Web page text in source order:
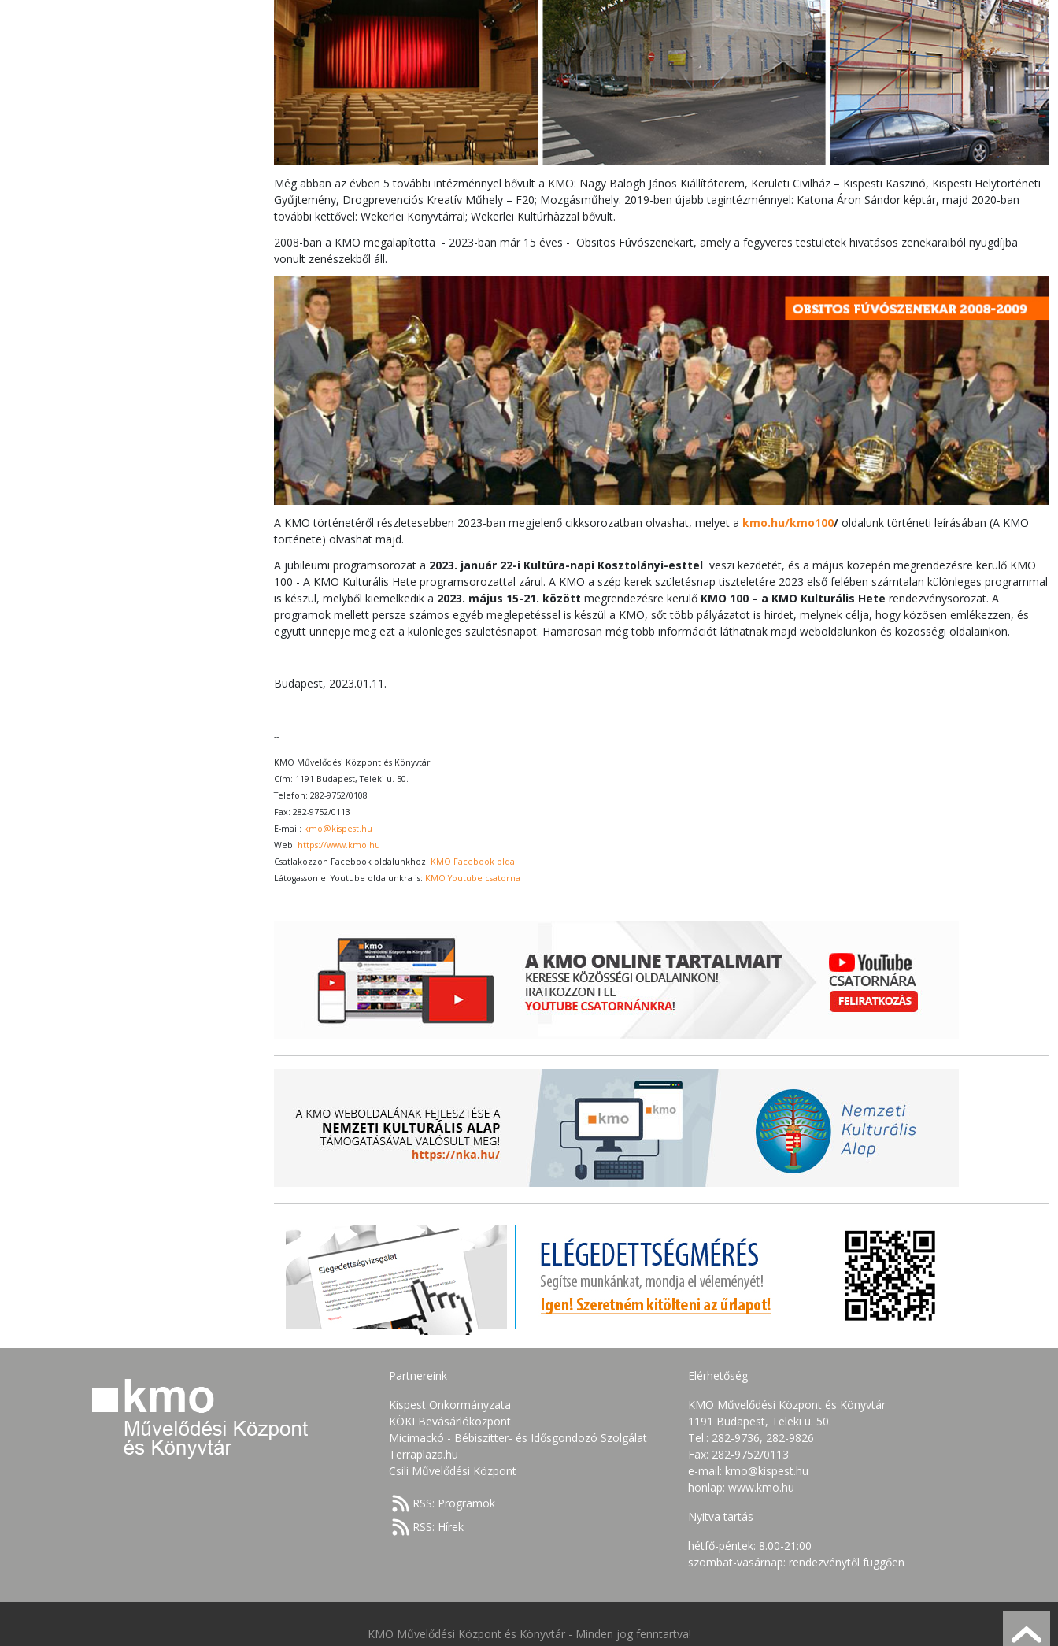
Még abban az évben 5 további intézménnyel bővült a KMO: Nagy Balogh János Kiállítóterem, Kerületi Civilház – Kispesti Kaszinó, Kispesti Helytörténeti
Gyűjtemény, Drogprevenciós Kreatív Műhely – F20; Mozgásműhely. 2019-ben újabb tagintézménnyel: Katona Áron Sándor képtár, majd 2020-ban
további kettővel: Wekerlei Könyvtárral; Wekerlei Kultúrhàzzal bővült.
2008-ban a KMO megalapította - 2023-ban már 15 éves - Obsitos Fúvószenekart, amely a fegyveres testületek hivatásos zenekaraiból nyugdíjba
vonult zenészekből áll.
A KMO történetéről részletesebben 2023-ban megjelenő cikksorozatban olvashat, melyet a kmo.hu/kmo100/ oldalunk történeti leírásában (A KMO
története) olvashat majd.
A jubileumi programsorozat a 2023. január 22-i Kultúra-napi Kosztolányi-esttel veszi kezdetét, és a május közepén megrendezésre kerülő KMO
100 - A KMO Kulturális Hete programsorozattal zárul. A KMO a szép kerek születésnap tiszteletére 2023 első felében számtalan különleges programmal
is készül, melyből kiemelkedik a 2023. május 15-21. között megrendezésre kerülő KMO 100 – a KMO Kulturális Hete rendezvénysorozat. A
programok mellett persze számos egyéb meglepetéssel is készül a KMO, sőt több pályázatot is hirdet, melynek célja, hogy közösen emlékezzen, és
együtt ünnepje meg ezt a különleges születésnapot. Hamarosan még több információt láthatnak majd weboldalunkon és közösségi oldalainkon.
Budapest, 2023.01.11.
--
KMO Művelődési Központ és Könyvtár
Cím: 1191 Budapest, Teleki u. 50.
Telefon: 282-9752/0108
Fax: 282-9752/0113
E-mail: kmo@kispest.hu
Web: https://www.kmo.hu
Csatlakozzon Facebook oldalunkhoz: KMO Facebook oldal
Látogasson el Youtube oldalunkra is: KMO Youtube csatorna
Partnereink
Kispest Önkormányzata
KÖKI Bevásárlóközpont
Micimackó - Bébiszitter- és Idősgondozó Szolgálat
Terraplaza.hu
Csili Művelődési Központ
RSS: Programok
RSS: Hírek
Elérhetőség
KMO Művelődési Központ és Könyvtár
1191 Budapest, Teleki u. 50.
Tel.: 282-9736, 282-9826
Fax: 282-9752/0113
e-mail: kmo@kispest.hu
honlap: www.kmo.hu
Nyitva tartás
hétfő-péntek: 8.00-21:00
szombat-vasárnap: rendezvénytől függően
KMO Művelődési Központ és Könyvtár - Minden jog fenntartva!